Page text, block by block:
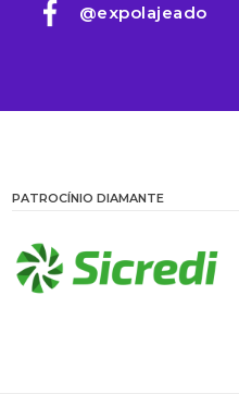
@expolajeado
PATROCÍNIO DIAMANTE